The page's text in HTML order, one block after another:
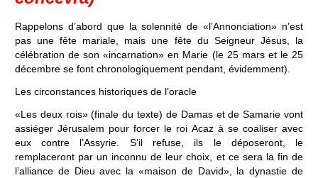
Rappelons d’abord que la solennité de «l’Annonciation» n’est
pas une fête mariale, mais une fête du Seigneur Jésus, la
célébration de son «incarnation» en Marie (le 25 mars et le 25
décembre se font chronologiquement pendant, évidemment).
Les circonstances historiques de l’oracle
«Les deux rois» (finale du texte) de Damas et de Samarie vont
assiéger Jérusalem pour forcer le roi Acaz à se coaliser avec
eux contre l’Assyrie. S’il refuse, ils le déposeront, le
remplaceront par un inconnu de leur choix, et ce sera la fin de
l’alliance de Dieu avec la «maison de David», la dynastie de